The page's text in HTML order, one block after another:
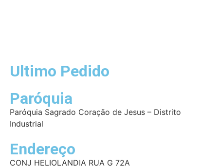
Ultimo Pedido
Paróquia
Paróquia Sagrado Coração de Jesus – Distrito
Industrial
Endereço
CONJ HELIOLANDIA RUA G 72A